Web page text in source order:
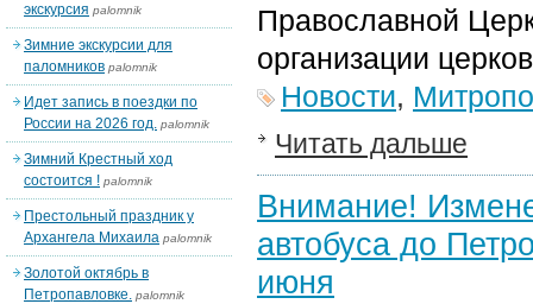
Православной
организации
Новости,
Читать дальше
Внимание!
автобуса до
июня
экскурсия palomnik
Зимние экскурсии для
паломников palomnik
Идет запись в поездки по
России на 2026 год. palomnik
Зимний Крестный ход
состоится ! palomnik
Престольный праздник у
Архангела Михаила palomnik
Золотой октябрь в
Петропавловке. palomnik